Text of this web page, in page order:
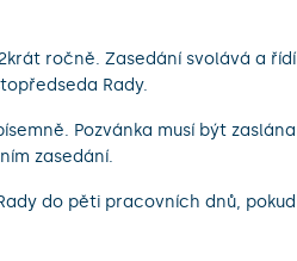
ročně. Zasedání svolává a řídí
Rady.
Pozvánka musí být zaslána
zasedání.
do pěti pracovních dnů, pokud